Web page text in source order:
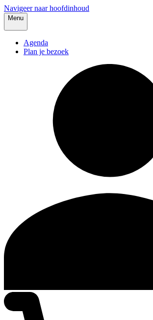
Navigeer naar hoofdinhoud
Menu
Agenda
Plan je bezoek